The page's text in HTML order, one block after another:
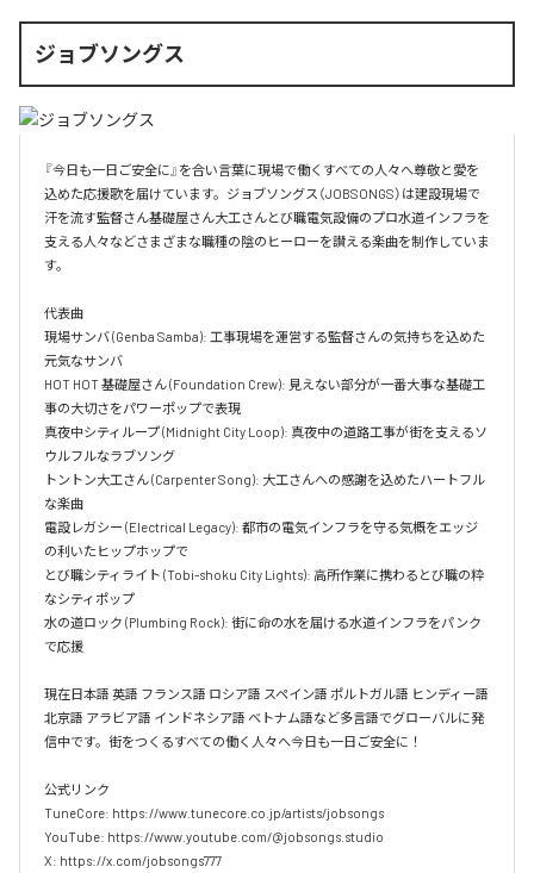
ジョブソングス
『今日も一日ご安全に』を合い言葉に現場で働くすべての人々へ尊敬と愛を
込めた応援歌を届けています。ジョブソングス（JOBSONGS）は建設現場で
汗を流す監督さん基礎屋さん大工さんとび職電気設備のプロ水道インフラを
支える人々などさまざまな職種の陰のヒーローを讃える楽曲を制作していま
す。
代表曲
現場サンバ (Genba Samba): 工事現場を運営する監督さんの気持ちを込めた
元気なサンバ
HOT HOT 基礎屋さん (Foundation Crew): 見えない部分が一番大事な基礎工
事の大切さをパワーポップで表現
真夜中シティループ (Midnight City Loop): 真夜中の道路工事が街を支えるソ
ウルフルなラブソング
トントン大工さん (Carpenter Song): 大工さんへの感謝を込めたハートフル
な楽曲
電設レガシー (Electrical Legacy): 都市の電気インフラを守る気概をエッジ
の利いたヒップホップで
とび職シティライト (Tobi-shoku City Lights): 高所作業に携わるとび職の粋
なシティポップ
水の道ロック (Plumbing Rock): 街に命の水を届ける水道インフラをパンク
で応援
現在日本語 英語 フランス語 ロシア語 スペイン語 ポルトガル語 ヒンディー語
北京語 アラビア語 インドネシア語 ベトナム語など多言語でグローバルに発
信中です。街をつくるすべての働く人々へ今日も一日ご安全に！
公式リンク
TuneCore: https://www.tunecore.co.jp/artists/jobsongs
YouTube: https://www.youtube.com/@jobsongs.studio
X: https://x.com/jobsongs777